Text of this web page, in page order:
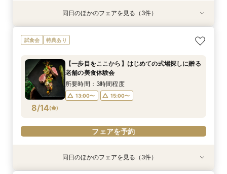
8/13(木
【タイパ重視！60分で完結◎】オンラインで会
場案内＆相談会
12:00〜
14:00〜
16:00〜
17:00〜
特典あり
8/13(木
【八坂神社挙式希望の方へ】国宝神社×中村楼の
本格和婚体験一日一組の空間で味わう480年の歴
所要時間：3時間程度
特典あり
8/13(木
【少人数のお食事会に】緑あふれる名庭を望む1
日1組棟邸宅を貸切にして大切なご家族を丁寧に
所要時間：3時間程度
同日のほかのフェアを見る（3件）
試食会 特典あり
8/14(金)
【一歩目をここから】はじめての式場探しに贈る
老舗の美食体験会
所要時間：3時間程度
13:00〜 15:00〜
フェアを予約
特典あり
特典あり同日のほかのフェアを見る（3件）